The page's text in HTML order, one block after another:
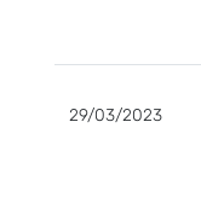
29/03/2023